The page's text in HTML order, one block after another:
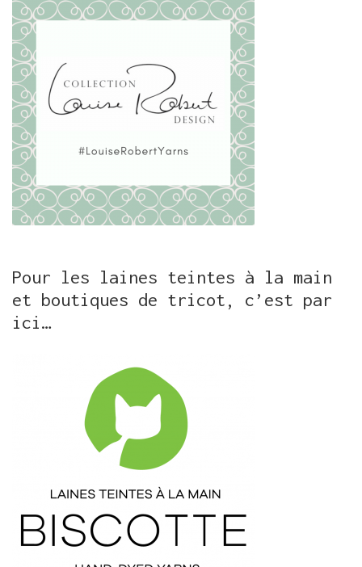
Pour les laines teintes à la main
et boutiques de tricot, c’est par
ici…